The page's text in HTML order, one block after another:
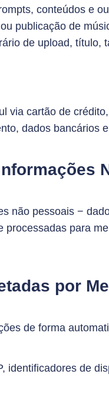
conteúdos e
publicação de
de upload, título,
via cartão de
dados bancários
não pessoais −
processadas para
por
de forma
identificadores de